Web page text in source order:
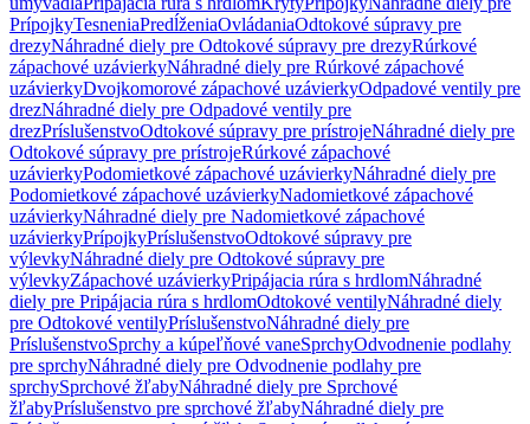
PrípojkyTesneniaPredĺženiaOvládaniaOdtokové súpravy pre
drezyNáhradné diely pre Odtokové súpravy pre drezyRúrkové
zápachové uzávierkyNáhradné diely pre Rúrkové zápachové
uzávierkyDvojkomorové zápachové uzávierkyOdpadové ventily pre
drezNáhradné diely pre Odpadové ventily pre
drezPríslušenstvoOdtokové súpravy pre prístrojeNáhradné diely pre
Odtokové súpravy pre prístrojeRúrkové zápachové
uzávierkyPodomietkové zápachové uzávierkyNáhradné diely pre
Podomietkové zápachové uzávierkyNadomietkové zápachové
uzávierkyNáhradné diely pre Nadomietkové zápachové
uzávierkyPrípojkyPríslušenstvoOdtokové súpravy pre
výlevkyNáhradné diely pre Odtokové súpravy pre
výlevkyZápachové uzávierkyPripájacia rúra s hrdlomNáhradné
diely pre Pripájacia rúra s hrdlomOdtokové ventilyNáhradné diely
pre Odtokové ventilyPríslušenstvoNáhradné diely pre
PríslušenstvoSprchy a kúpeľňové vaneSprchyOdvodnenie podlahy
pre sprchyNáhradné diely pre Odvodnenie podlahy pre
sprchySprchové žľabyNáhradné diely pre Sprchové
žľabyPríslušenstvo pre sprchové žľabyNáhradné diely pre